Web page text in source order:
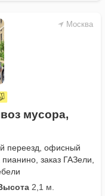
Москва
мусора,
переезд, офисный
заказ ГАЗели,
2,1 м.